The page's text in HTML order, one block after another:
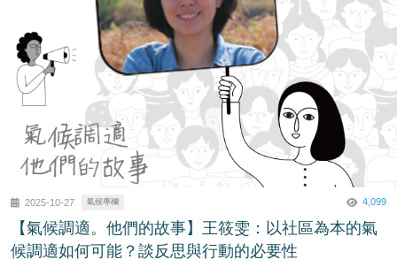
2025-10-27 氣候專欄 4,099
【氣候調適。他們的故事】王筱雯：以社區為本的氣
候調適如何可能？談反思與行動的必要性